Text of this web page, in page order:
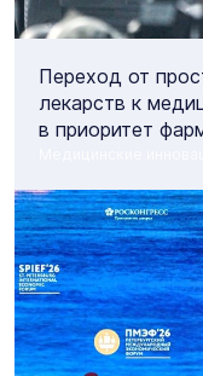
Переход от
лекарств к
в приоритет